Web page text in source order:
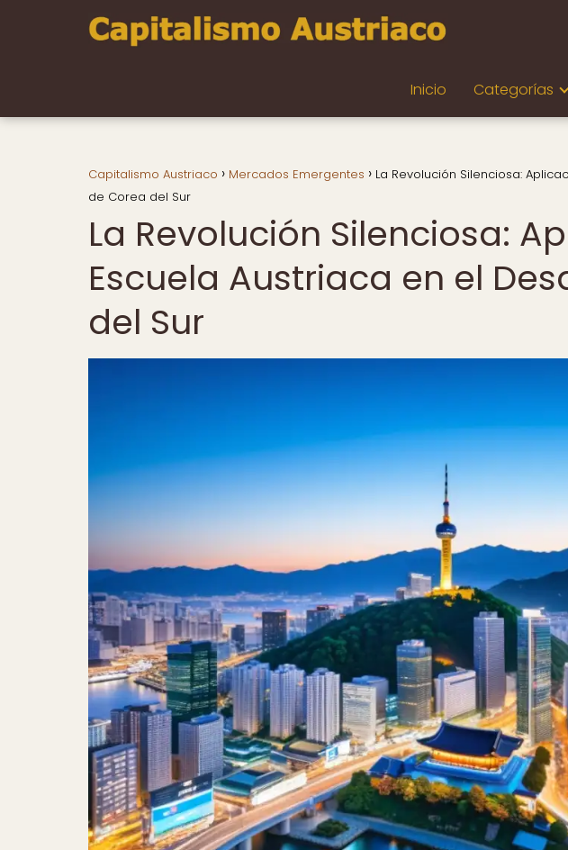
Inicio Categorías
Capitalismo Austriaco Mercados Emergentes
La Revolución Silenciosa:
de Corea del Sur
La Revolución Silenciosa:
Escuela Austriaca en el
del Sur